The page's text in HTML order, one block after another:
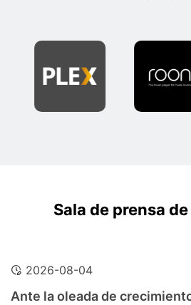
Sala de prensa de
2026-08-04
Ante la oleada de